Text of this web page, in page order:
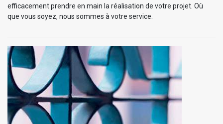
efficacement prendre en main la réalisation de votre projet. Où
que vous soyez, nous sommes à votre service.